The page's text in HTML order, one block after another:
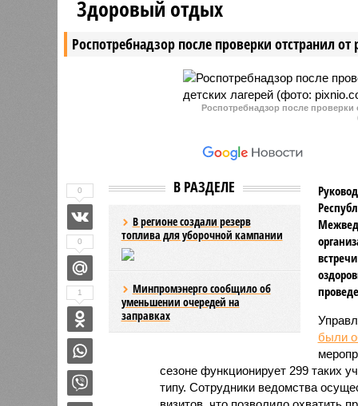
и заключили с ним
государственный контракт.
Роспотребнадзор после проверки отстранил
Здоровый отдых
Роспотребнадзор после проверки
В РАЗДЕЛЕ
В регионе создали резерв
топлива для уборочной кампании
Минпромэнерго сообщило об
уменьшении очередей на
заправках
были
сезоне функционирует 299 таких
типу. Сотрудники ведомства
0
0
1